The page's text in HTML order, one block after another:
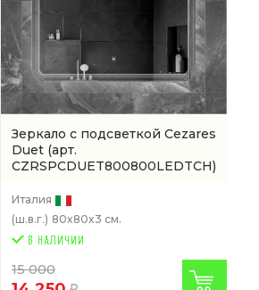
Зеркало с подсветкой Cezares
Duet (арт.
CZRSPCDUET800800LEDTCH)
Италия
(ш.в.г.) 80x80x3 см.
15 000